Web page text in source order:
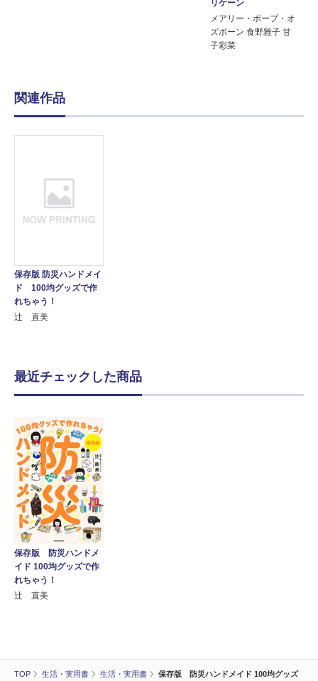
TOP 生活・実用書 生活・実用書
保存版 防災ハンドメイド 100均グッズ
リケーン
メアリー・ポープ・オ
ズボーン 食野雅子 甘
子彩菜
関連作品
保存版 防災ハンドメイ
ド 100均グッズで作
れちゃう！
辻 直美
最近チェックした商品
保存版 防災ハンドメ
イド 100均グッズで作
れちゃう！
辻 直美